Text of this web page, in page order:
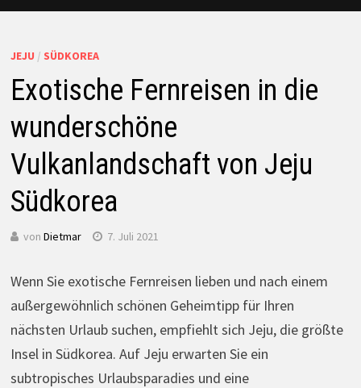
JEJU / SÜDKOREA
Exotische Fernreisen in die
wunderschöne
Vulkanlandschaft von Jeju
Südkorea
von Dietmar 7. Juli 2021
Wenn Sie exotische Fernreisen lieben und nach einem
außergewöhnlich schönen Geheimtipp für Ihren
nächsten Urlaub suchen, empfiehlt sich Jeju, die größte
Insel in Südkorea. Auf Jeju erwarten Sie ein
subtropisches Urlaubsparadies und eine